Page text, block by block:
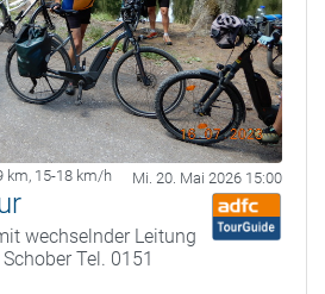
km, 15-18 km/h Mi. 20. Mai 2026 15:00
wechselnder Leitung
Tel. 0151